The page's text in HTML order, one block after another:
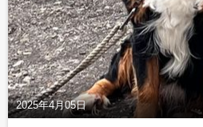
2025年4月05日